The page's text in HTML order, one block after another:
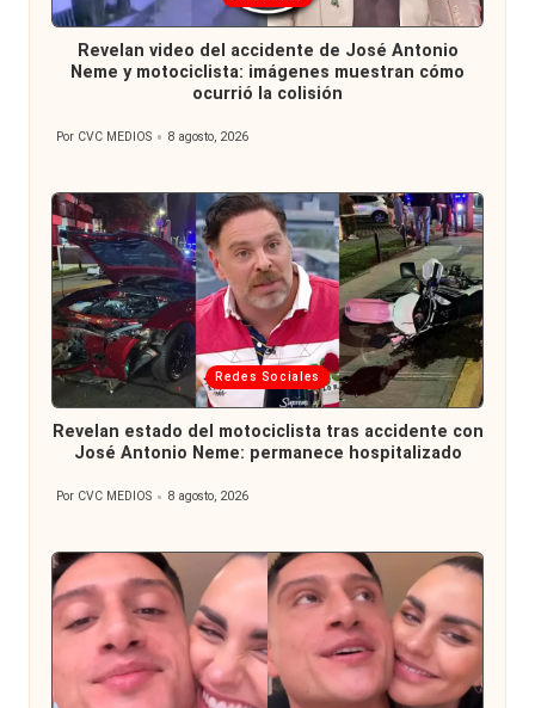
en
Revelan video del accidente de José Antonio
Neme y motociclista: imágenes muestran cómo
ocurrió la colisión
Publicado
Por CVC MEDIOS 8 agosto, 2026
Publicada
en
Redes Sociales
Revelan estado del motociclista tras accidente con
José Antonio Neme: permanece hospitalizado
Publicado
Por CVC MEDIOS 8 agosto, 2026